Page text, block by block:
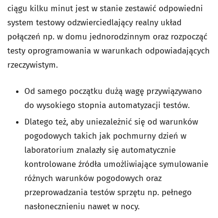
ciągu kilku minut jest w stanie zestawić odpowiedni
system testowy odzwierciedlający realny układ
połączeń np. w domu jednorodzinnym oraz rozpocząć
testy oprogramowania w warunkach odpowiadających
rzeczywistym.
Od samego początku dużą wagę przywiązywano
do wysokiego stopnia automatyzacji testów.
Dlatego też, aby uniezależnić się od warunków
pogodowych takich jak pochmurny dzień w
laboratorium znalazły się automatycznie
kontrolowane źródła umożliwiające symulowanie
różnych warunków pogodowych oraz
przeprowadzania testów sprzętu np. pełnego
nasłonecznieniu nawet w nocy.